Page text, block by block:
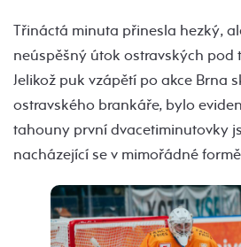
Třináctá minuta přinesla hezký,
neúspěšný útok ostravských pod
Jelikož puk vzápětí po akce Brna
ostravského brankáře, bylo
tahouny první dvacetiminutovky
nacházející se v mimořádné